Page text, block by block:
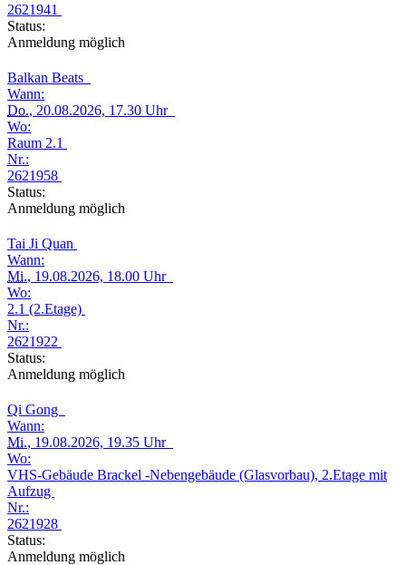
2621941
Status:
Anmeldung möglich
Balkan Beats
Wann:
Do., 20.08.2026, 17.30 Uhr
Wo:
Raum 2.1
Nr.:
2621958
Status:
Anmeldung möglich
Tai Ji Quan
Wann:
Mi., 19.08.2026, 18.00 Uhr
Wo:
2.1 (2.Etage)
Nr.:
2621922
Status:
Anmeldung möglich
Qi Gong
Wann:
Mi., 19.08.2026, 19.35 Uhr
Wo:
VHS-Gebäude Brackel -Nebengebäude (Glasvorbau), 2.Etage mit
Aufzug
Nr.:
2621928
Status:
Anmeldung möglich